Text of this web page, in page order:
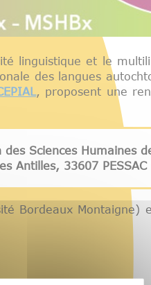
linguistique et le
des langues
, proposent une
des Sciences Humaines
Antilles, 33607 PESSAC
Bordeaux Montaigne)